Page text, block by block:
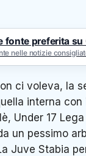
fonte preferita su
nelle notizie
ci voleva, la
interna con
Under 17
un pessimo
Juve Stabia